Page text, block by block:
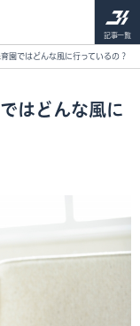
記事一覧
園ではどんな風に行っているの？
はどんな風に